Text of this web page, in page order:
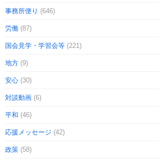
事務所便り (646)
労働 (87)
国会見学・学習会等 (221)
地方 (9)
安心 (30)
対談動画 (6)
平和 (46)
応援メッセージ (42)
政策 (58)